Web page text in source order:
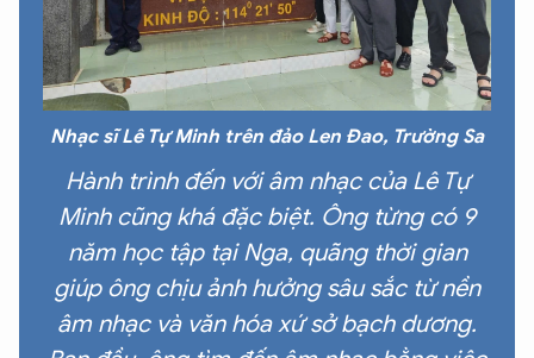
Nhạc sĩ Lê Tự Minh trên đảo Len Đao, Trường Sa
Hành trình đến với âm nhạc của Lê Tự
Minh cũng khá đặc biệt. Ông từng có 9
năm học tập tại Nga, quãng thời gian
giúp ông chịu ảnh hưởng sâu sắc từ nền
âm nhạc và văn hóa xứ sở bạch dương.